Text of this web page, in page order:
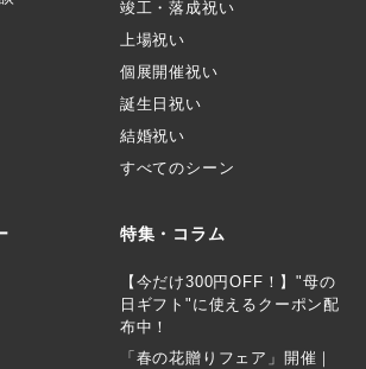
竣工・落成祝い
上場祝い
個展開催祝い
誕生日祝い
結婚祝い
すべてのシーン
特集・コラム
【今だけ300円OFF！】"母の
日ギフト"に使えるクーポン配
布中！
「春の花贈りフェア」開催｜